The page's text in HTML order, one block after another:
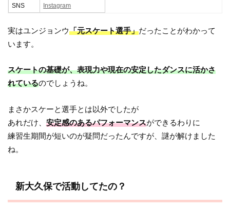
SNS
Instagram
実はユンジョンウ「元スケート選手」だったことがわかって
います。
スケートの基礎が、表現力や現在の安定したダンスに活かさ
れているのでしょうね。
まさかスケーと選手とは以外でしたが
あれだけ、安定感のあるパフォーマンスができるわりに
練習生期間が短いのが疑問だったんですが、謎が解けました
ね。
新大久保で活動してたの？